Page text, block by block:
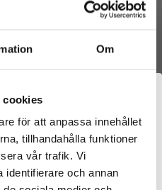
Om
cookies
för att anpassa innehållet
tillhandahålla funktioner
vår trafik. Vi
identifierare och annan
Webflower
kan alltid justera ditt val
på sidan.